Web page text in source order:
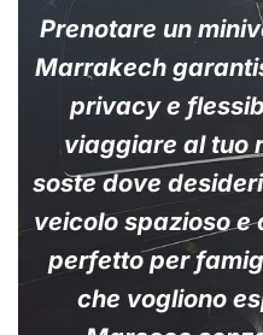
Prenotare un
Marrakech
privacy e
viaggiare al tuo
soste dove
veicolo spazioso e
perfetto per
che vogliono